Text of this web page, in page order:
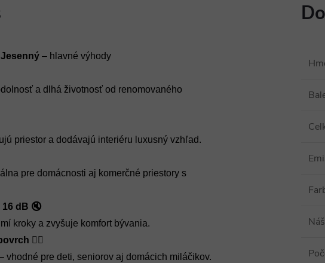
– hlavné výhody
a dlhá životnosť od renomovaného
priestor a dodávajú interiéru luxusný vzhľad.
pre domácnosti aj komerčné priestory s
dB 🔇
kroky a zvyšuje komfort bývania.
🤸‍♂️
vhodné pre deti, seniorov aj domácich miláčikov.